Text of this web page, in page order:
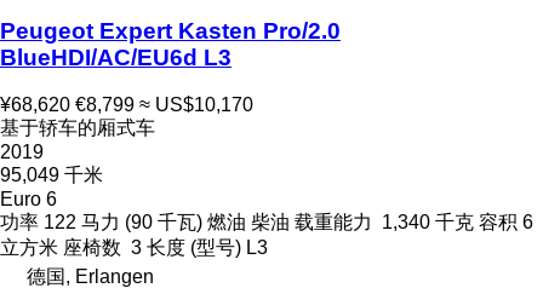
Peugeot Expert Kasten Pro/2.0
BlueHDI/AC/EU6d L3
¥68,620 €8,799 ≈ US$10,170
基于轿车的厢式车
2019
95,049 千米
Euro 6
功率 122 马力 (90 千瓦) 燃油 柴油 载重能力 1,340 千克 容积 6
立方米 座椅数 3 长度 (型号) L3
德国, Erlangen